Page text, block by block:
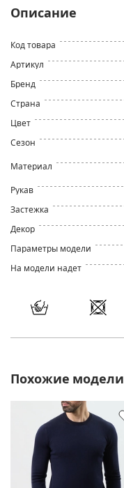
Описание
Код товара
Артикул
Бренд
Страна
Цвет
Сезон
Материал
Рукав
Застежка
Декор
Параметры модели
На модели надет
Похожие модели